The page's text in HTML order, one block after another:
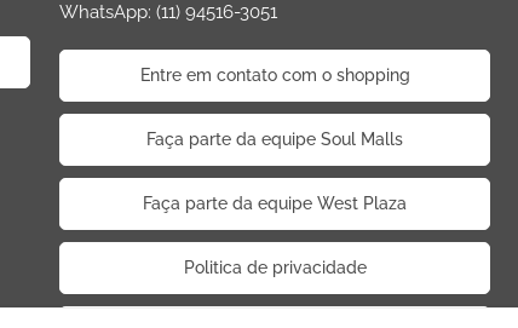
WhatsApp: (11) 94516-3051
Entre em contato com o shopping
Faça parte da equipe Soul Malls
Faça parte da equipe West Plaza
Politica de privacidade